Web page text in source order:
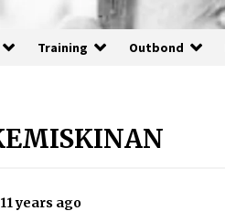
Training Outbond
Cara Agama
11 years ago